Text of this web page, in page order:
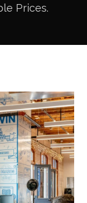
Prices.